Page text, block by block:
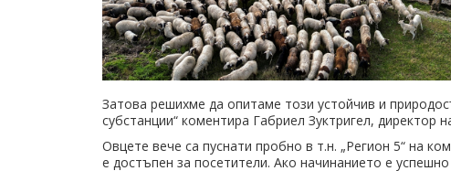
Затова решихме да опитаме този устойчив и
субстанции“ коментира Габриел Зуктригел, директор
Овцете вече са пуснати пробно в т.н. „Регион 5“ на
е достъпен за посетители. Ако начинанието е